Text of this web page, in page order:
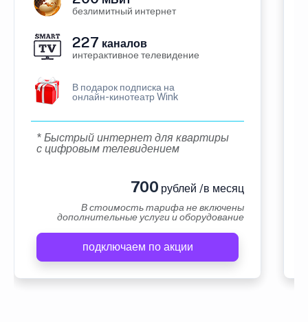
безлимитный интернет
227 каналов
интерактивное телевидение
В подарок подписка на
онлайн-кинотеатр Wink
* Быстрый интернет для квартиры
с цифровым телевидением
700 рублей /в месяц
В стоимость тарифа не включены
дополнительные услуги и оборудование
подключаем по акции